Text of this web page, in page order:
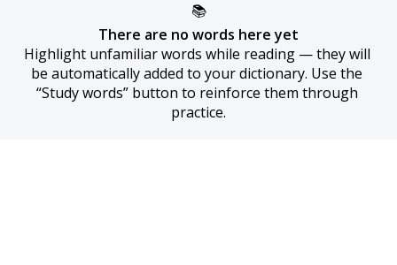
📚
There are no words here yet
Highlight unfamiliar words while reading — they will
be automatically added to your dictionary. Use the
“Study words” button to reinforce them through
practice.